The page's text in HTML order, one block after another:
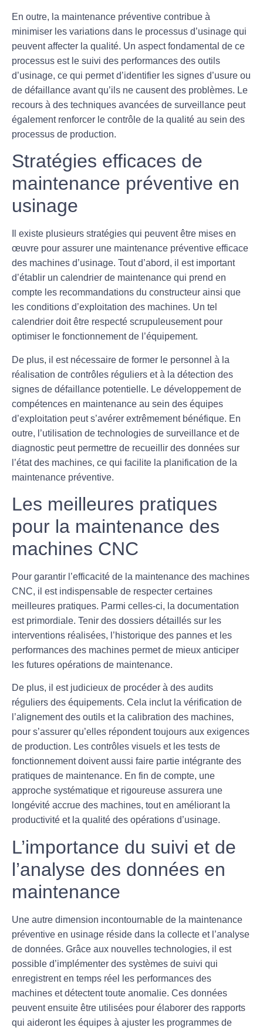
En outre, la maintenance préventive contribue à
minimiser les variations dans le processus d’usinage qui
peuvent affecter la qualité. Un aspect fondamental de ce
processus est le suivi des performances des outils
d’usinage, ce qui permet d’identifier les signes d’usure ou
de défaillance avant qu’ils ne causent des problèmes. Le
recours à des techniques avancées de surveillance peut
également renforcer le contrôle de la qualité au sein des
processus de production.
Stratégies efficaces de
maintenance préventive en
usinage
Il existe plusieurs stratégies qui peuvent être mises en
œuvre pour assurer une maintenance préventive efficace
des machines d’usinage. Tout d’abord, il est important
d’établir un calendrier de maintenance qui prend en
compte les recommandations du constructeur ainsi que
les conditions d’exploitation des machines. Un tel
calendrier doit être respecté scrupuleusement pour
optimiser le fonctionnement de l’équipement.
De plus, il est nécessaire de former le personnel à la
réalisation de contrôles réguliers et à la détection des
signes de défaillance potentielle. Le développement de
compétences en maintenance au sein des équipes
d’exploitation peut s’avérer extrêmement bénéfique. En
outre, l’utilisation de technologies de surveillance et de
diagnostic peut permettre de recueillir des données sur
l’état des machines, ce qui facilite la planification de la
maintenance préventive.
Les meilleures pratiques
pour la maintenance des
machines CNC
Pour garantir l’efficacité de la maintenance des machines
CNC, il est indispensable de respecter certaines
meilleures pratiques. Parmi celles-ci, la documentation
est primordiale. Tenir des dossiers détaillés sur les
interventions réalisées, l’historique des pannes et les
performances des machines permet de mieux anticiper
les futures opérations de maintenance.
De plus, il est judicieux de procéder à des audits
réguliers des équipements. Cela inclut la vérification de
l’alignement des outils et la calibration des machines,
pour s’assurer qu’elles répondent toujours aux exigences
de production. Les contrôles visuels et les tests de
fonctionnement doivent aussi faire partie intégrante des
pratiques de maintenance. En fin de compte, une
approche systématique et rigoureuse assurera une
longévité accrue des machines, tout en améliorant la
productivité et la qualité des opérations d’usinage.
L’importance du suivi et de
l’analyse des données en
maintenance
Une autre dimension incontournable de la maintenance
préventive en usinage réside dans la collecte et l’analyse
de données. Grâce aux nouvelles technologies, il est
possible d’implémenter des systèmes de suivi qui
enregistrent en temps réel les performances des
machines et détectent toute anomalie. Ces données
peuvent ensuite être utilisées pour élaborer des rapports
qui aideront les équipes à ajuster les programmes de